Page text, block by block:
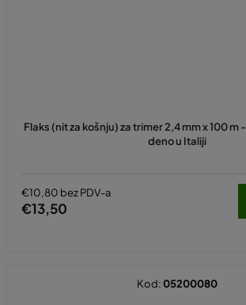
Flaks (nit za košnju) za trimer 2,4 mm x 100 m - okrugla - proizve
deno u Italiji
€10,80 bez PDV-a
€13,50
Kod:05200080